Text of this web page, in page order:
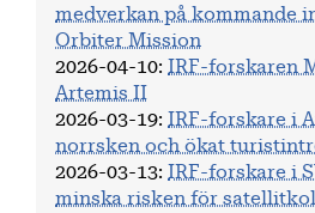
medverkan på kommande
Orbiter Mission
2026-04-10:
IRF-forskaren
Artemis II
2026-03-19:
IRF-forskare i
norrsken och ökat
2026-03-13:
IRF-forskare i
minska risken för